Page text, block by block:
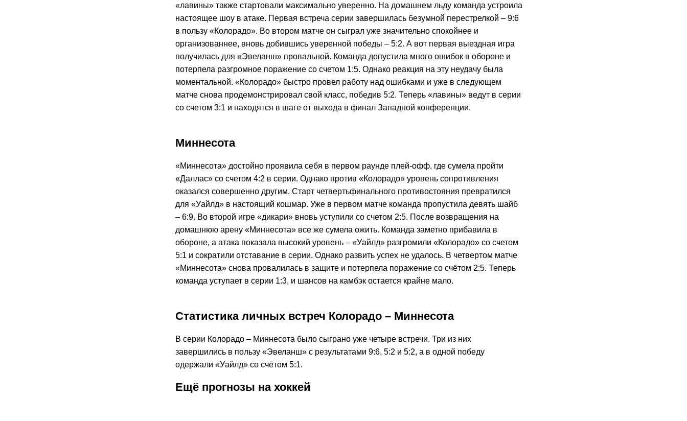
«лавины» также стартовали максимально уверенно. На домашнем льду команда устроила
настоящее шоу в атаке. Первая встреча серии завершилась безумной перестрелкой – 9:6
в пользу «Колорадо». Во втором матче он сыграл уже значительно спокойнее и
организованнее, вновь добившись уверенной победы – 5:2. А вот первая выездная игра
получилась для «Эвеланш» провальной. Команда допустила много ошибок в обороне и
потерпела разгромное поражение со счетом 1:5. Однако реакция на эту неудачу была
моментальной. «Колорадо» быстро провел работу над ошибками и уже в следующем
матче снова продемонстрировал свой класс, победив 5:2. Теперь «лавины» ведут в серии
со счетом 3:1 и находятся в шаге от выхода в финал Западной конференции.
Миннесота
«Миннесота» достойно проявила себя в первом раунде плей-офф, где сумела пройти
«Даллас» со счетом 4:2 в серии. Однако против «Колорадо» уровень сопротивления
оказался совершенно другим. Старт четвертьфинального противостояния превратился
для «Уайлд» в настоящий кошмар. Уже в первом матче команда пропустила девять шайб
– 6:9. Во второй игре «дикари» вновь уступили со счетом 2:5. После возвращения на
домашнюю арену «Миннесота» все же сумела ожить. Команда заметно прибавила в
обороне, а атака показала высокий уровень – «Уайлд» разгромили «Колорадо» со счетом
5:1 и сократили отставание в серии. Однако развить успех не удалось. В четвертом матче
«Миннесота» снова провалилась в защите и потерпела поражение со счётом 2:5. Теперь
команда уступает в серии 1:3, и шансов на камбэк остается крайне мало.
Статистика личных встреч Колорадо – Миннесота
В серии Колорадо – Миннесота было сыграно уже четыре встречи. Три из них
завершились в пользу «Эвеланш» с результатами 9:6, 5:2 и 5:2, а в одной победу
одержали «Уайлд» со счётом 5:1.
Ещё прогнозы на хоккей